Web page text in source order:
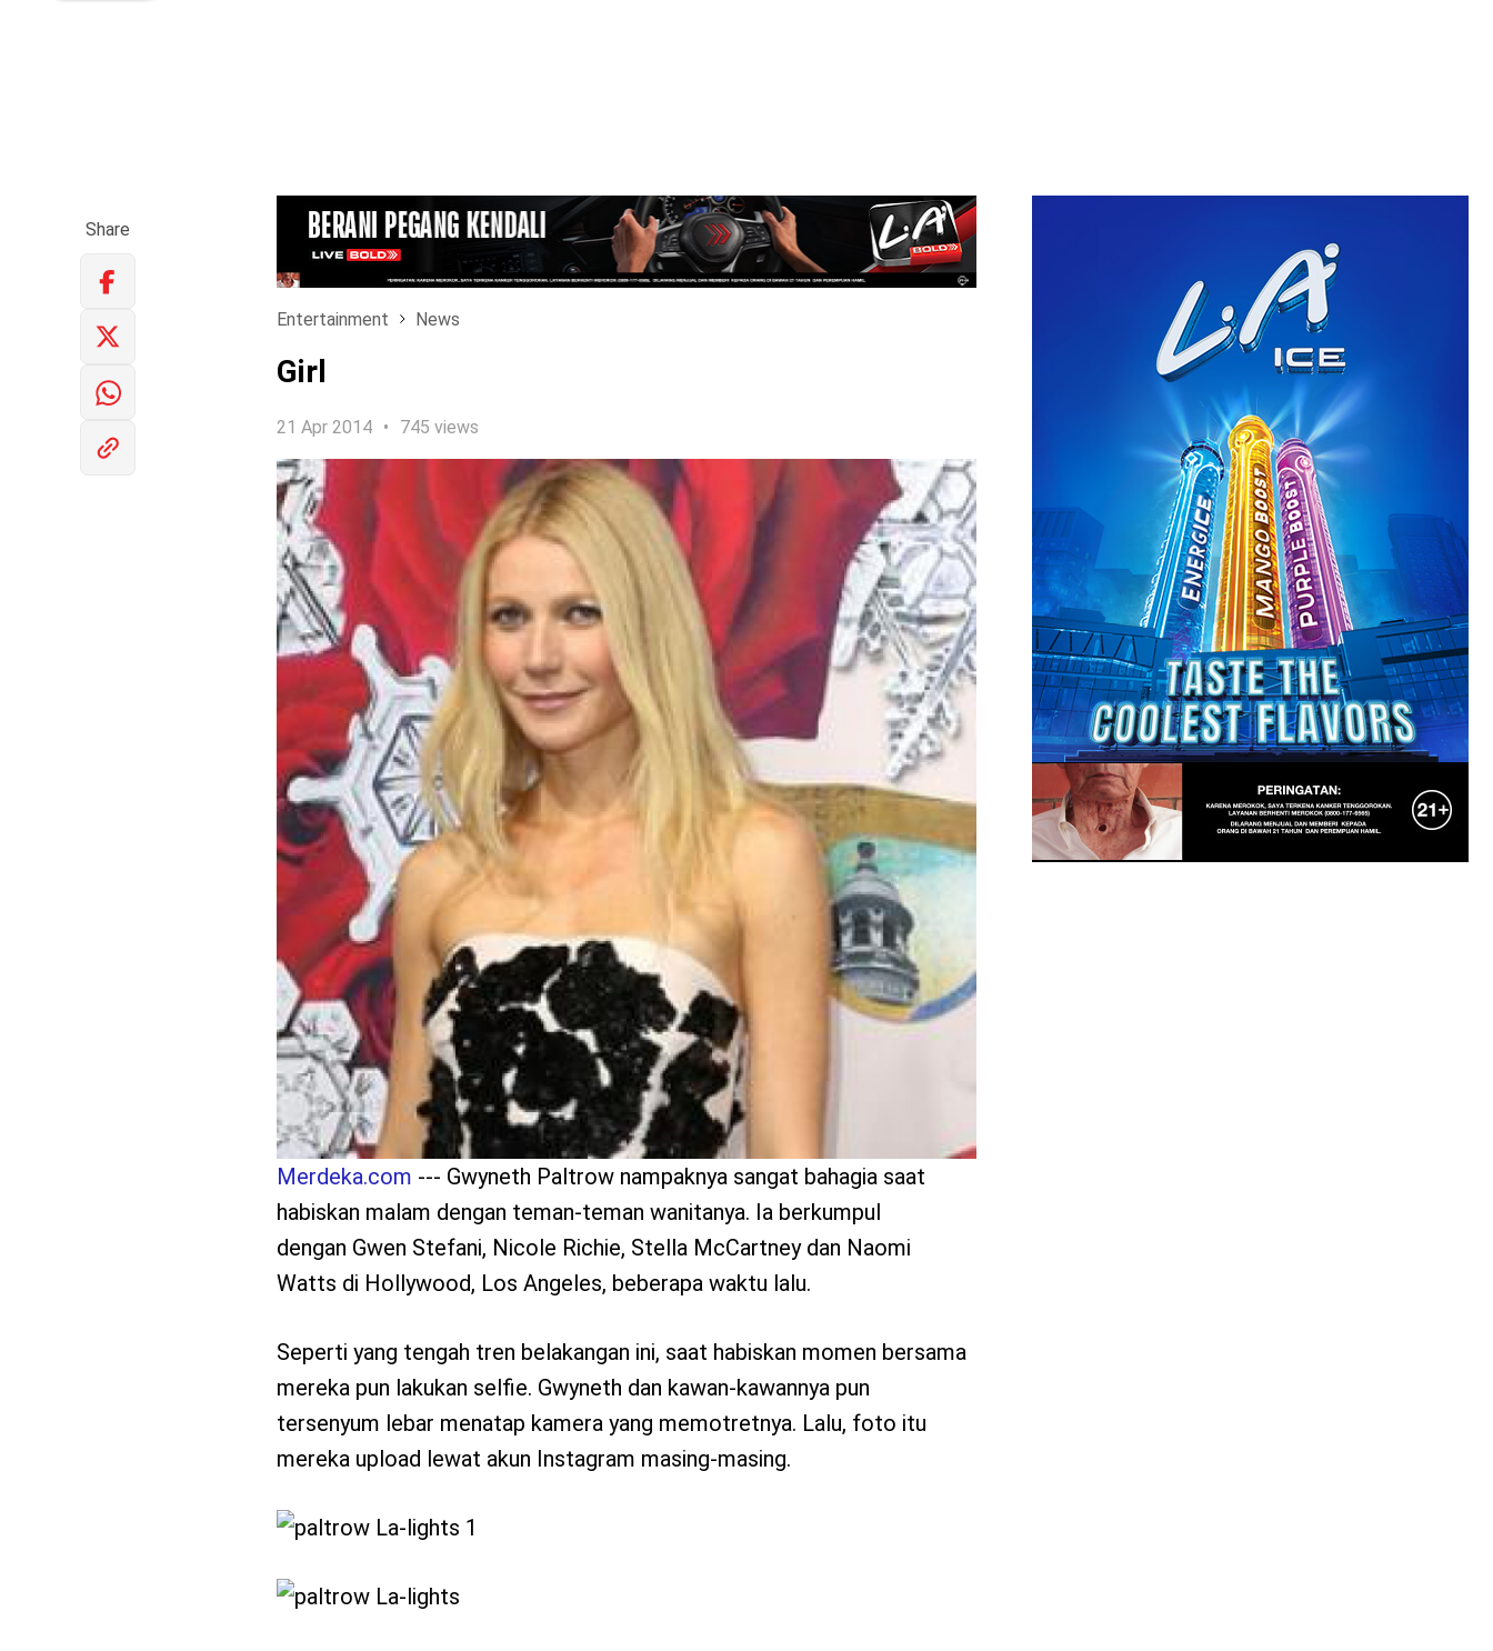
benefit
menarik
LOGIN
Share
Entertainment News
Girl
21 Apr 2014 745 views
Merdeka.com --- Gwyneth Paltrow nampaknya sangat bahagia saat
habiskan malam dengan teman-teman wanitanya. Ia berkumpul
dengan Gwen Stefani, Nicole Richie, Stella McCartney dan Naomi
Watts di Hollywood, Los Angeles, beberapa waktu lalu.
Seperti yang tengah tren belakangan ini, saat habiskan momen bersama
mereka pun lakukan selfie. Gwyneth dan kawan-kawannya pun
tersenyum lebar menatap kamera yang memotretnya. Lalu, foto itu
mereka upload lewat akun Instagram masing-masing.